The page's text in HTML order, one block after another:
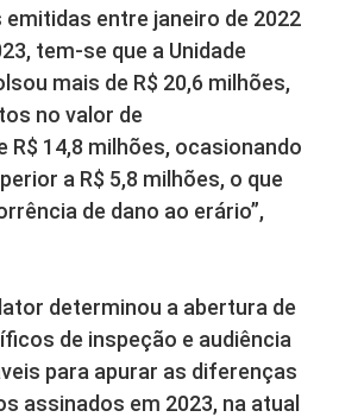
entre janeiro de 2022
tem-se que a Unidade
mais de R$ 20,6 milhões,
no valor de
R$ 14,8 milhões, ocasionando
a R$ 5,8 milhões, o que
de dano ao erário”,
determinou a abertura de
de inspeção e audiência
para apurar as diferenças
assinados em 2023, na atual